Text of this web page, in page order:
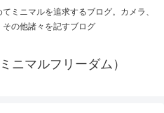
ミニマルを追求するブログ。カメラ、
その他諸々を記すブログ
ニマルフリーダム）